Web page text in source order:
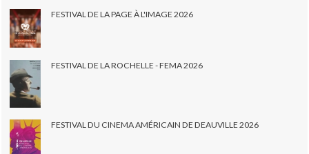
FESTIVAL DE LA PAGE À L'IMAGE 2026
FESTIVAL DE LA ROCHELLE - FEMA 2026
FESTIVAL DU CINEMA AMÉRICAIN DE DEAUVILLE 2026